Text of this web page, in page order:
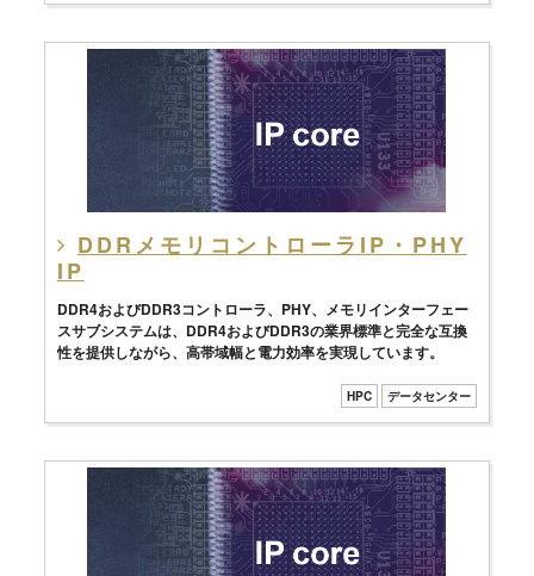
DDRメモリコントローラIP・PHY
IP
DDR4およびDDR3コントローラ、PHY、メモリインターフェー
スサブシステムは、DDR4およびDDR3の業界標準と完全な互換
性を提供しながら、高帯域幅と電力効率を実現しています。
HPC データセンター